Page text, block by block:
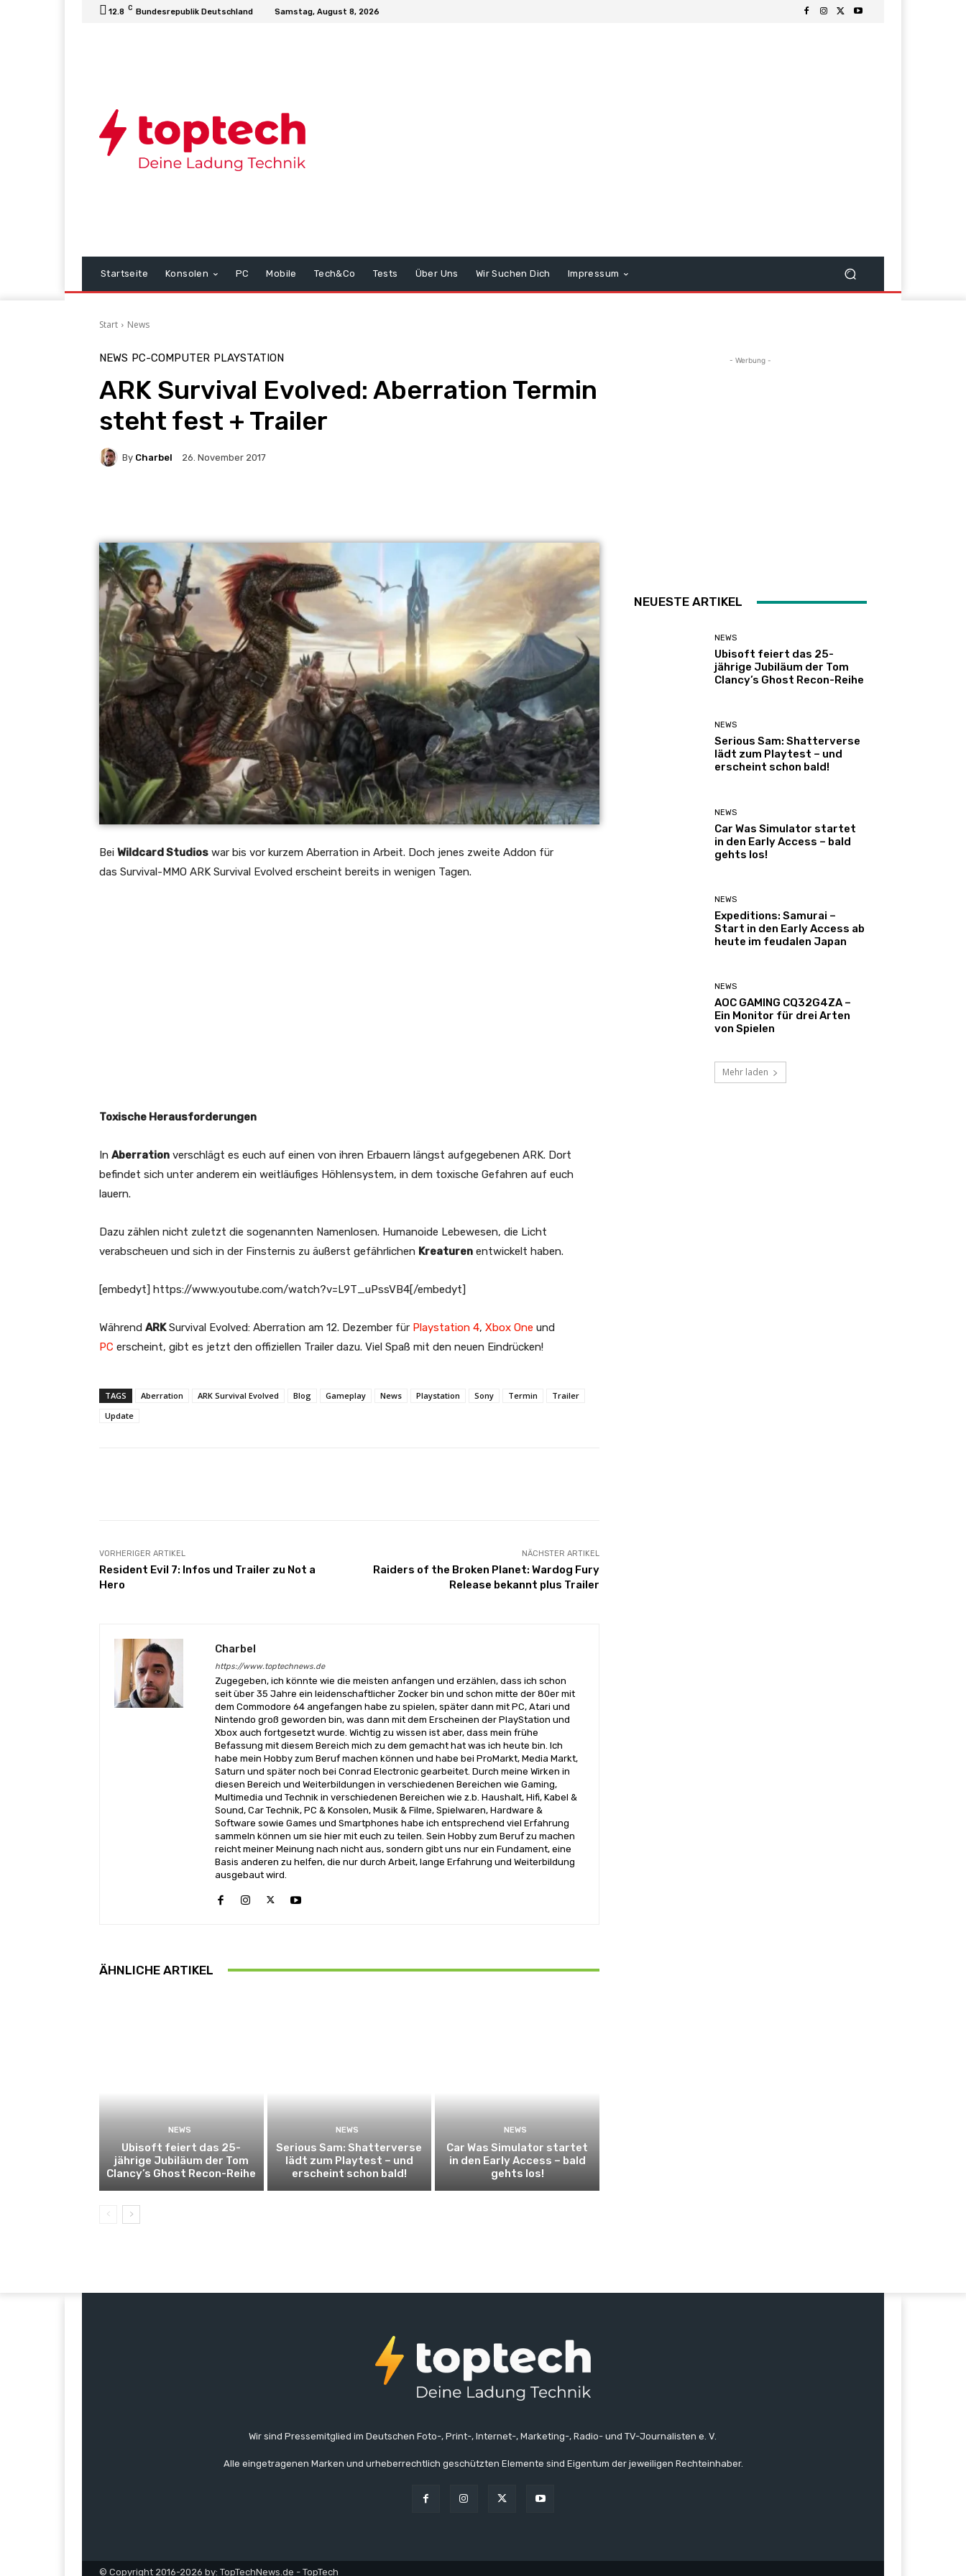
12.8 C Bundesrepublik Deutschland Samstag, August 8, 2026
Startseite Konsolen PC Mobile Tech&Co Tests Über Uns Wir Suchen Dich Impressum
Start News
NEWS PC-COMPUTER PLAYSTATION
ARK Survival Evolved: Aberration Termin
steht fest + Trailer
By Charbel 26. November 2017
Bei Wildcard Studios war bis vor kurzem Aberration in Arbeit. Doch jenes zweite Addon für
das Survival-MMO ARK Survival Evolved erscheint bereits in wenigen Tagen.
Toxische Herausforderungen
In Aberration verschlägt es euch auf einen von ihren Erbauern längst aufgegebenen ARK. Dort
befindet sich unter anderem ein weitläufiges Höhlensystem, in dem toxische Gefahren auf euch
lauern.
Dazu zählen nicht zuletzt die sogenannten Namenlosen. Humanoide Lebewesen, die Licht
verabscheuen und sich in der Finsternis zu äußerst gefährlichen Kreaturen entwickelt haben.
[embedyt] https://www.youtube.com/watch?v=L9T_uPssVB4[/embedyt]
Während ARKSurvival Evolved: Aberration am 12. Dezember für Playstation 4, Xbox One und
PC erscheint, gibt es jetzt den offiziellen Trailer dazu. Viel Spaß mit den neuen Eindrücken!
TAGS Aberration ARK Survival Evolved Blog Gameplay News Playstation Sony Termin
Trailer
Update
VORHERIGER ARTIKEL
Resident Evil 7: Infos und Trailer zu Not a
Hero
NÄCHSTER ARTIKEL
Raiders of the Broken Planet: Wardog Fury
Release bekannt plus Trailer
Charbel
https://www.toptechnews.de
Zugegeben, ich könnte wie die meisten anfangen und erzählen, dass ich schon
seit über 35 Jahre ein leidenschaftlicher Zocker bin und schon mitte der 80er mit
dem Commodore 64 angefangen habe zu spielen, später dann mit PC, Atari und
Nintendo groß geworden bin, was dann mit dem Erscheinen der PlayStation und
Xbox auch fortgesetzt wurde. Wichtig zu wissen ist aber, dass mein frühe
Befassung mit diesem Bereich mich zu dem gemacht hat was ich heute bin. Ich
habe mein Hobby zum Beruf machen können und habe bei ProMarkt, Media Markt,
Saturn und später noch bei Conrad Electronic gearbeitet. Durch meine Wirken in
diesen Bereich und Weiterbildungen in verschiedenen Bereichen wie Gaming,
Multimedia und Technik in verschiedenen Bereichen wie z.b. Haushalt, Hifi, Kabel &
Sound, Car Technik, PC & Konsolen, Musik & Filme, Spielwaren, Hardware &
Software sowie Games und Smartphones habe ich entsprechend viel Erfahrung
sammeln können um sie hier mit euch zu teilen. Sein Hobby zum Beruf zu machen
reicht meiner Meinung nach nicht aus, sondern gibt uns nur ein Fundament, eine
Basis anderen zu helfen, die nur durch Arbeit, lange Erfahrung und Weiterbildung
ausgebaut wird.
ÄHNLICHE ARTIKEL
NEWS
Ubisoft feiert das 25-
jährige Jubiläum der Tom
Clancy’s Ghost Recon-Reihe
NEWS
Serious Sam: Shatterverse
lädt zum Playtest – und
erscheint schon bald!
NEWS
Car Was Simulator startet
in den Early Access – bald
gehts los!
- Werbung -
NEUESTE ARTIKEL
NEWS
Ubisoft feiert das 25-
jährige Jubiläum der Tom
Clancy’s Ghost Recon-Reihe
NEWS
Serious Sam: Shatterverse
lädt zum Playtest – und
erscheint schon bald!
NEWS
Car Was Simulator startet
in den Early Access – bald
gehts los!
NEWS
Expeditions: Samurai –
Start in den Early Access ab
heute im feudalen Japan
NEWS
AOC GAMING CQ32G4ZA –
Ein Monitor für drei Arten
von Spielen
Mehr laden
Wir sind Pressemitglied im Deutschen Foto-, Print-, Internet-, Marketing-, Radio- und TV-Journalisten e. V.
Alle eingetragenen Marken und urheberrechtlich geschützten Elemente sind Eigentum der jeweiligen Rechteinhaber.
© Copyright 2016-2026 by: TopTechNews.de - TopTech